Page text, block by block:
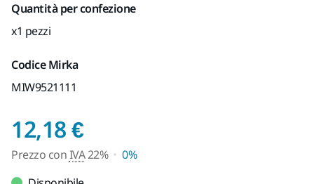
Quantità per confezione
x1 pezzi
Codice Mirka
MIW9521111
12,18 €Prezzo con IVA 22%
Prezzo conIVA22%
0%